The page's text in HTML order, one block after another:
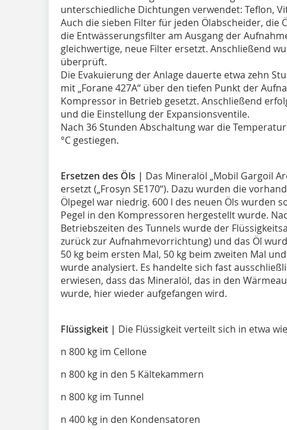
unterschiedliche Dichtungen verwendet: Teflon,
Auch die sieben Filter für jeden Ölabscheider, die
die Entwässerungsfilter am Ausgang der
gleichwertige, neue Filter ersetzt. Anschließend
überprüft.
Die Evakuierung der Anlage dauerte etwa zehn
mit „Forane 427A“ über den tiefen Punkt der
Kompressor in Betrieb gesetzt. Anschließend
und die Einstellung der Expansionsventile.
Nach 36 Stunden Abschaltung war die Temperatur
°C gestiegen.
Ersetzen des Öls | Das Mineralöl „Mobil Gargoil
ersetzt („Frosyn SE170“). Dazu wurden die
Ölpegel war niedrig. 600 l des neuen Öls wurden
Pegel in den Kompressoren hergestellt wurde.
Betriebszeiten des Tunnels wurde der
zurück zur Aufnahmevorrichtung) und das Öl
50 kg beim ersten Mal, 50 kg beim zweiten Mal
wurde analysiert. Es handelte sich fast
erwiesen, dass das Mineralöl, das in den
wurde, hier wieder aufgefangen wird.
Flüssigkeit | Die Flüssigkeit verteilt sich in etwa
n 800 kg im Cellone
n 800 kg in den 5 Kältekammern
n 800 kg im Tunnel
n 400 kg in den Kondensatoren